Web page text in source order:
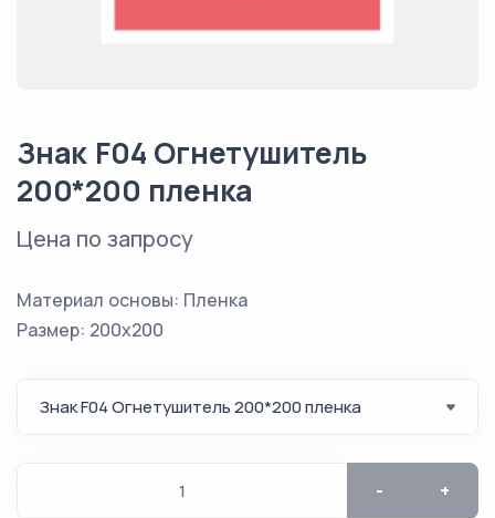
Знак F04 Огнетушитель
200*200 пленка
Цена по запросу
Материал основы: Пленка
Размер: 200х200
- +